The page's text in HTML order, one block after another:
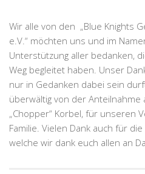
Wir alle von den „Blue Knights
e.V.“ möchten uns und im
Unterstützung aller bedanken,
Weg begleitet haben. Unser
nur in Gedanken dabei sein
überwältig von der Anteilnahme
„Chopper“ Korbel, für unseren
Familie. Vielen Dank auch für
welche wir dank euch allen an